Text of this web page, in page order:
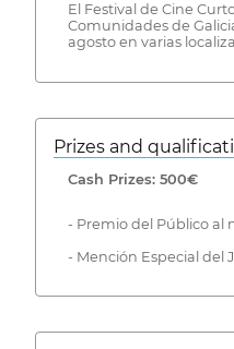
El Festival de Cine
Comunidades de
agosto en varias
Prizes and
Cash Prizes: 500€
- Premio del Público al
- Mención Especial del